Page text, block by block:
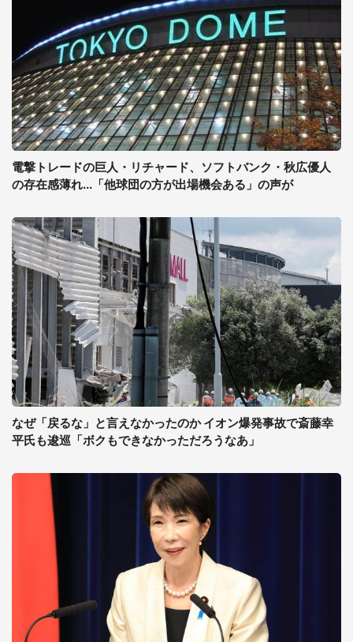
電撃トレードの巨人・リチャード、ソフトバンク・秋広優人
の存在感薄れ...「他球団の方が出場機会ある」の声が
なぜ「戻るな」と言えなかったのか イオン爆発事故で斎藤幸
平氏も逡巡「ボクもできなかっただろうなあ」